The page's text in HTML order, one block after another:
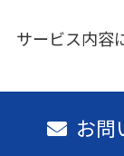
サービス内容
お問